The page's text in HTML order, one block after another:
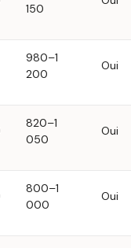
150
980–1
200
Oui
820–1
050
Oui
800–1
000
Oui